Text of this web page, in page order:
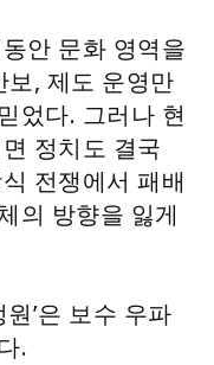
안 문화 영역을
보, 제도 운영만
었다. 그러나 현
정치도 결국
전쟁에서 패배
의 방향을 잃게
’은 보수 우파
.